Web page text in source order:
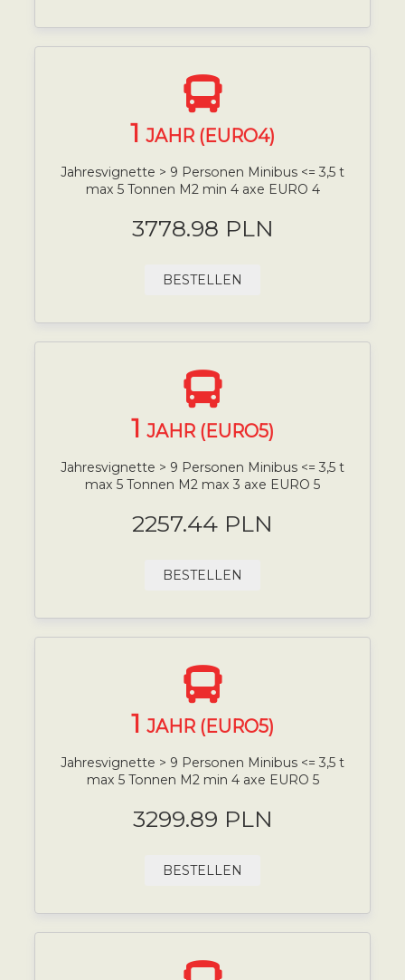
1 JAHR (EURO4)
Jahresvignette > 9 Personen Minibus <= 3,5 t
max 5 Tonnen M2 min 4 axe EURO 4
3778.98 PLN
BESTELLEN
1 JAHR (EURO5)
Jahresvignette > 9 Personen Minibus <= 3,5 t
max 5 Tonnen M2 max 3 axe EURO 5
2257.44 PLN
BESTELLEN
1 JAHR (EURO5)
Jahresvignette > 9 Personen Minibus <= 3,5 t
max 5 Tonnen M2 min 4 axe EURO 5
3299.89 PLN
BESTELLEN